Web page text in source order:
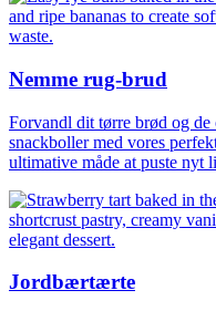
Nemme rug-brud
Forvandl dit tørre brød og
snackboller med vores
ultimative måde at puste nyt
Jordbærtærte